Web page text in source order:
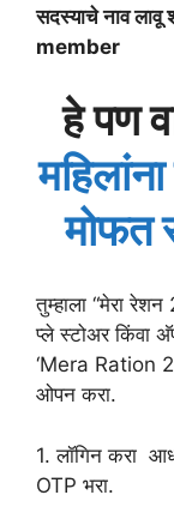
सदस्याचे नाव
member
हे पण
मोफत
तुम्हाला “मेरा
प्ले स्टोअर किंवा
‘Mera Ration
ओपन करा.
1. लॉगिन करा
OTP भरा.